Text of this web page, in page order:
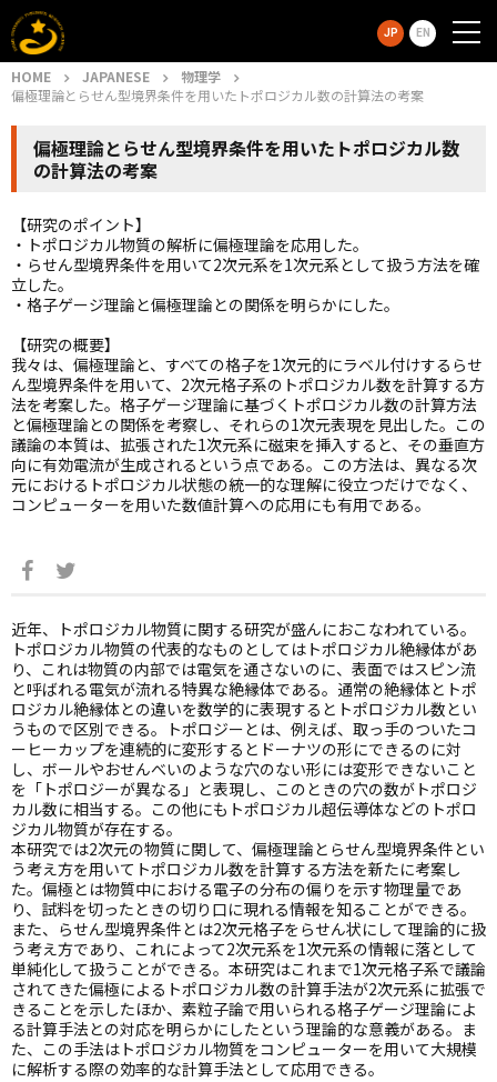
JP EN
HOME JAPANESE
物理学
偏極理論とらせん型境界条件を用いたトポロジカル数の計算法の考案
偏極理論とらせん型境界条件を用いたトポロジカル数
の計算法の考案
【研究のポイント】
・トポロジカル物質の解析に偏極理論を応用した。
・らせん型境界条件を用いて2次元系を1次元系として扱う方法を確
立した。
・格子ゲージ理論と偏極理論との関係を明らかにした。
【研究の概要】
我々は、偏極理論と、すべての格子を1次元的にラベル付けするらせ
ん型境界条件を用いて、2次元格子系のトポロジカル数を計算する方
法を考案した。格子ゲージ理論に基づくトポロジカル数の計算方法
と偏極理論との関係を考察し、それらの1次元表現を見出した。この
議論の本質は、拡張された1次元系に磁束を挿入すると、その垂直方
向に有効電流が生成されるという点である。この方法は、異なる次
元におけるトポロジカル状態の統一的な理解に役立つだけでなく、
コンピューターを用いた数値計算への応用にも有用である。
近年、トポロジカル物質に関する研究が盛んにおこなわれている。
トポロジカル物質の代表的なものとしてはトポロジカル絶縁体があ
り、これは物質の内部では電気を通さないのに、表面ではスピン流
と呼ばれる電気が流れる特異な絶縁体である。通常の絶縁体とトポ
ロジカル絶縁体との違いを数学的に表現するとトポロジカル数とい
うもので区別できる。トポロジーとは、例えば、取っ手のついたコ
ーヒーカップを連続的に変形するとドーナツの形にできるのに対
し、ボールやおせんべいのような穴のない形には変形できないこと
を「トポロジーが異なる」と表現し、このときの穴の数がトポロジ
カル数に相当する。この他にもトポロジカル超伝導体などのトポロ
ジカル物質が存在する。
本研究では2次元の物質に関して、偏極理論とらせん型境界条件とい
う考え方を用いてトポロジカル数を計算する方法を新たに考案し
た。偏極とは物質中における電子の分布の偏りを示す物理量であ
り、試料を切ったときの切り口に現れる情報を知ることができる。
また、らせん型境界条件とは2次元格子をらせん状にして理論的に扱
う考え方であり、これによって2次元系を1次元系の情報に落として
単純化して扱うことができる。本研究はこれまで1次元格子系で議論
されてきた偏極によるトポロジカル数の計算手法が2次元系に拡張で
きることを示したほか、素粒子論で用いられる格子ゲージ理論によ
る計算手法との対応を明らかにしたという理論的な意義がある。ま
た、この手法はトポロジカル物質をコンピューターを用いて大規模
に解析する際の効率的な計算手法として応用できる。